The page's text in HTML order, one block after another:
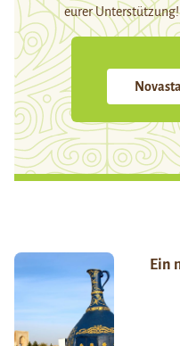
eurer Unterstützung!
Ein